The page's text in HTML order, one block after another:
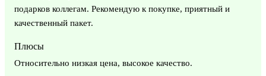
подарков коллегам. Рекомендую к покупке, приятный и
качественный пакет.
Плюсы
Относительно низкая цена, высокое качество.